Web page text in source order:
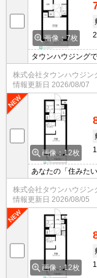
画像：7枚
タウンハウジング
きる設備仕様！駅
株式会社タウンハウジン
情報更新日 2026/08/07
画像：12枚
あなたの「住みた
揃えた賃貸物件！
ウジングへお任せ
株式会社タウンハウジン
情報更新日 2026/08/05
画像：12枚